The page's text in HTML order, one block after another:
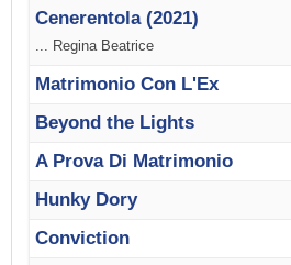
Cenerentola (2021)
... Regina Beatrice
Matrimonio Con L'Ex
Beyond the Lights
A Prova Di Matrimonio
Hunky Dory
Conviction